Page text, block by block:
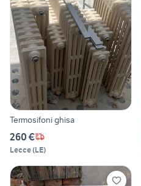
Termosifoni ghisa
260 €
Lecce(LE)